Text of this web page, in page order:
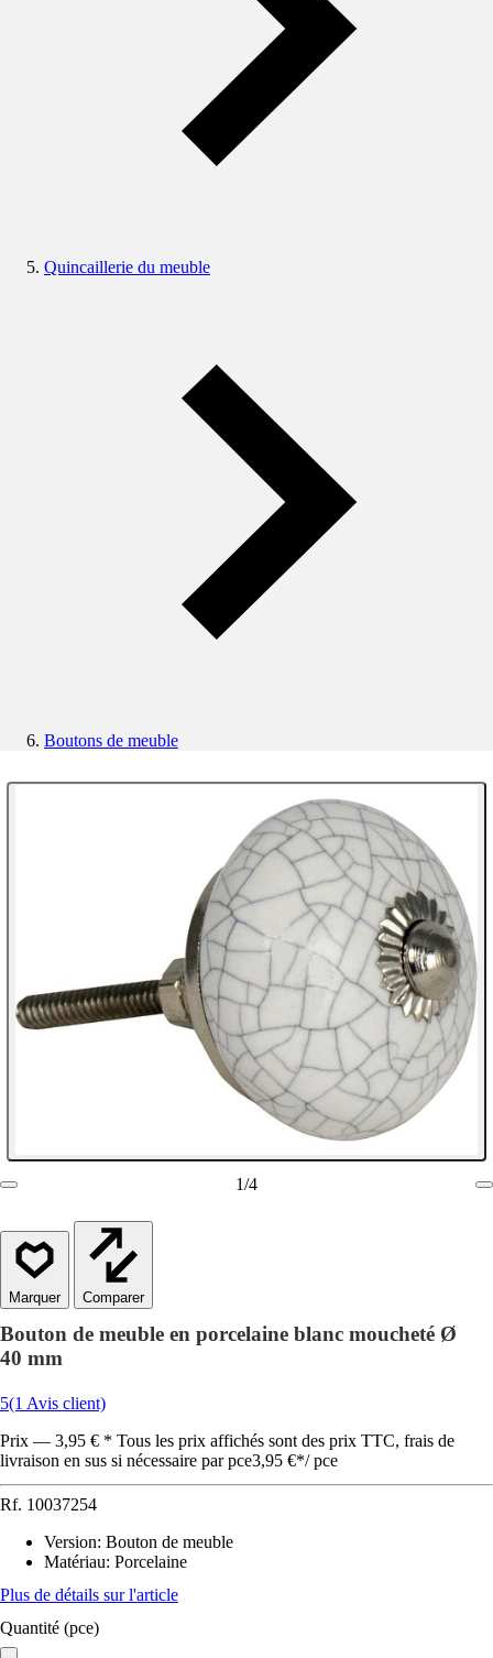
Quincaillerie du meuble
Boutons de meuble
1/4
Comparer
Bouton de meuble en porcelaine blanc moucheté Ø
40 mm
5(1 Avis client)
Prix — 3,95 € * Tous les prix affichés sont des prix TTC, frais de
livraison en sus si nécessaire par pce3,95 €*/ pce
Rf. 10037254
Version: Bouton de meuble
Matériau: Porcelaine
Plus de détails sur l'article
Quantité (pce)